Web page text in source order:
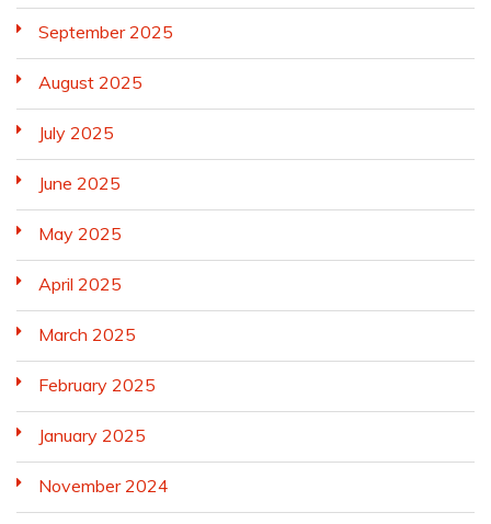
September 2025
August 2025
July 2025
June 2025
May 2025
April 2025
March 2025
February 2025
January 2025
November 2024